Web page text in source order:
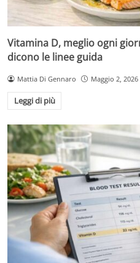
Vitamina D, meglio ogni
dicono le linee guida
Mattia Di Gennaro Maggio 2, 2026
Leggi di più